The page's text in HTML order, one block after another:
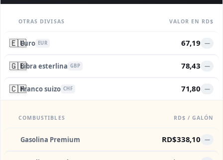
OTRAS DIVISAS VALOR EN RD$
🇪🇺Euro EUR 67,19 —
🇬🇧Libra esterlina GBP 78,43 —
🇨🇭Franco suizo CHF 71,80 —
COMBUSTIBLES RD$ / GALÓN
Gasolina Premium RD$338,10 —